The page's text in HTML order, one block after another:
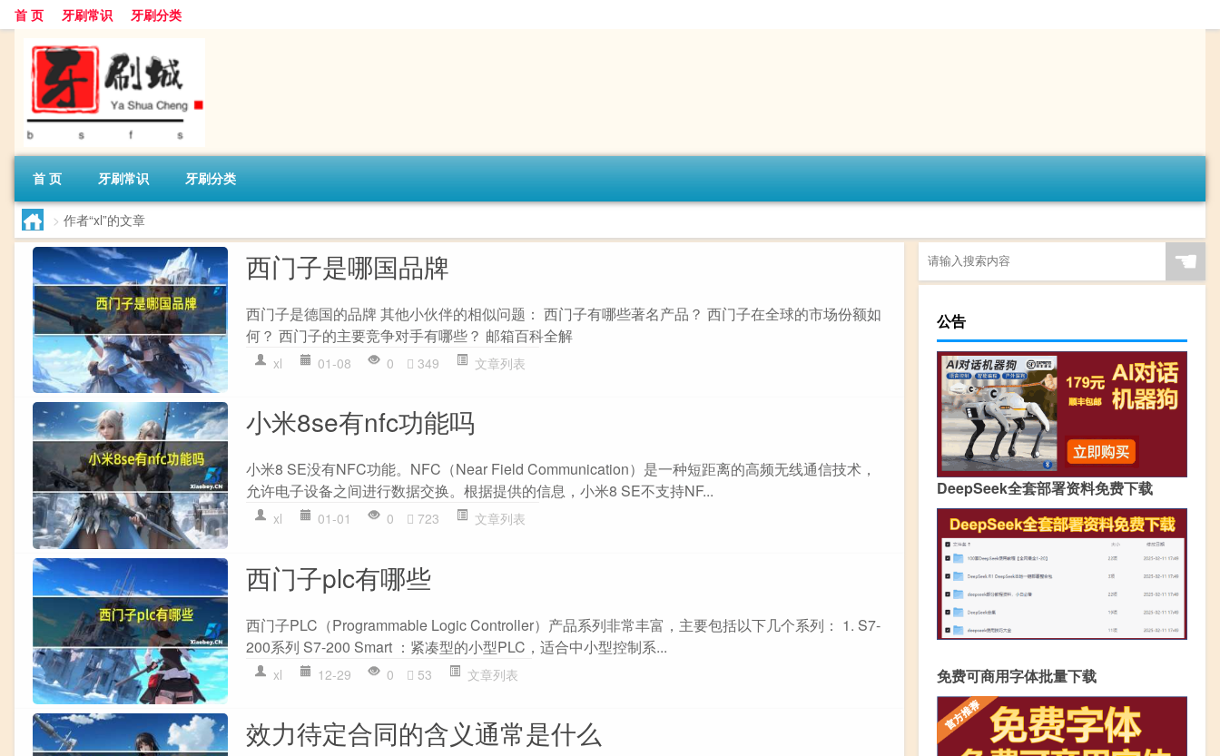
首 页 牙刷常识 牙刷分类
首 页 牙刷常识 牙刷分类
> 作者“xl”的文章
西门子是哪国品牌
西门子是德国的品牌 其他小伙伴的相似问题： 西门子有哪些著名产品？ 西门子在全球的市场份额如
何？ 西门子的主要竞争对手有哪些？ 邮箱百科全解
xl 01-08 0 349 文章列表
小米8se有nfc功能吗
小米8 SE没有NFC功能。NFC（Near Field Communication）是一种短距离的高频无线通信技术，
允许电子设备之间进行数据交换。根据提供的信息，小米8 SE不支持NF...
xl 01-01 0 723 文章列表
西门子plc有哪些
西门子PLC（Programmable Logic Controller）产品系列非常丰富，主要包括以下几个系列： 1. S7-
200系列 S7-200 Smart ：紧凑型的小型PLC，适合中小型控制系...
xl 12-29 0 53 文章列表
效力待定合同的含义通常是什么
☚
公告
DeepSeek全套部署资料免费下载
免费可商用字体批量下载